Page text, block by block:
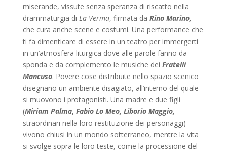
miserande, vissute senza speranza di riscatto nella
drammaturgia di La Verma, firmata da Rino Marino,
che cura anche scene e costumi. Una performance che
ti fa dimenticare di essere in un teatro per immergerti
in un’atmosfera liturgica dove alle parole fanno da
sponda e da complemento le musiche dei Fratelli
Mancuso. Povere cose distribuite nello spazio scenico
disegnano un ambiente disagiato, all’interno del quale
si muovono i protagonisti. Una madre e due figli
(Miriam Palma, Fabio Lo Meo, Liborio Maggio,
straordinari nella loro restituzione dei personaggi)
vivono chiusi in un mondo sotterraneo, mentre la vita
si svolge sopra le loro teste, come la processione del